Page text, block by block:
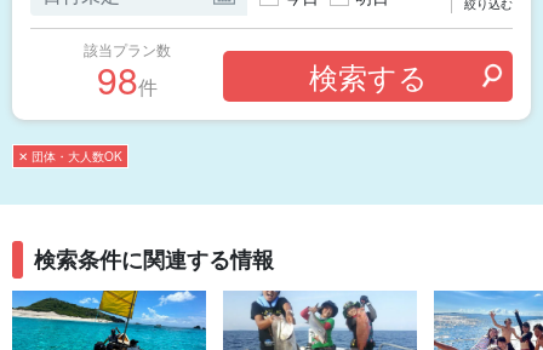
該当プラン数
98件
✕ 団体・大人数OK
検索条件に関連する情報